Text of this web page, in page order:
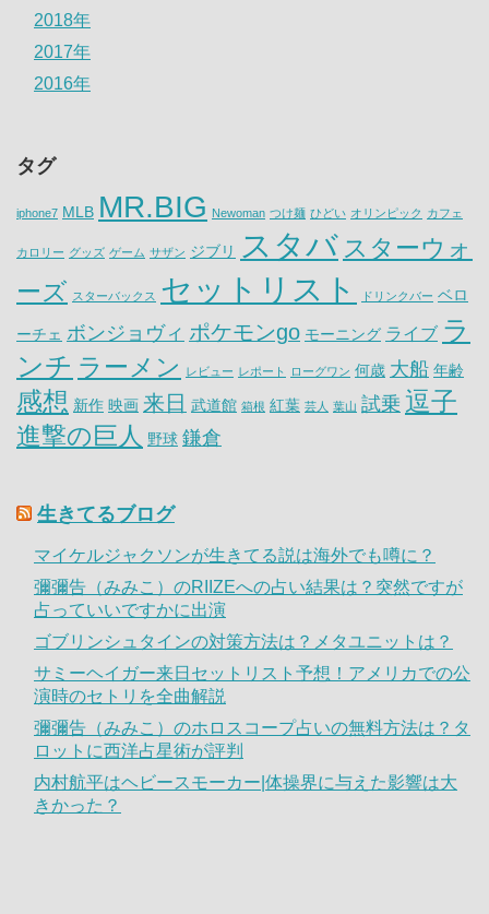
2018年
2017年
2016年
タグ
iphone7 MLB MR.BIG Newoman つけ麺 ひどい オリンピック カフェ
カロリー グッズ ゲーム サザン ジブリ スタバ スターウォ
ーズ スターバックス セットリスト ドリンクバー ベロ
ーチェ ボンジョヴィ ポケモンgo モーニング ライブ ラ
ンチ ラーメン レビュー レポート ローグワン 何歳 大船 年齢
感想 新作 映画 来日 武道館 箱根 紅葉 芸人 葉山 試乗 逗子
進撃の巨人 野球 鎌倉
生きてるブログ
マイケルジャクソンが生きてる説は海外でも噂に？
彌彌告（みみこ）のRIIZEへの占い結果は？突然ですが
占っていいですかに出演
ゴブリンシュタインの対策方法は？メタユニットは？
サミーヘイガー来日セットリスト予想！アメリカでの公
演時のセトリを全曲解説
彌彌告（みみこ）のホロスコープ占いの無料方法は？タ
ロットに西洋占星術が評判
内村航平はヘビースモーカー|体操界に与えた影響は大
きかった？